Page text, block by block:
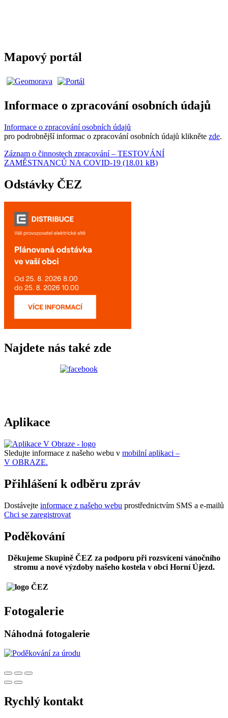
Mapový portál
Informace o zpracování osobních údajů
Informace o zpracování osobních údajů
pro podrobnější informac o zpracování osobních údajů klikněte zde.
Záznam o činnostech zpracování – TESTOVÁNÍ
ZAMĚSTNANCŮ NA COVID-19 (18.01 kB)
Odstávky ČEZ
Najdete nás také zde
Aplikace
Sledujte informace z našeho webu v mobilní aplikaci –
V OBRAZE.
Přihlášení k odběru zpráv
Dostávejte informace z našeho webu prostřednictvím SMS a e-mailů
Chci se zaregistrovat
Poděkování
Děkujeme Skupině ČEZ za podporu při rozsvícení vánočního
stromu a nové výzdoby našeho kostela v obci Horní Újezd.
Fotogalerie
Náhodná fotogalerie
Rychlý kontakt